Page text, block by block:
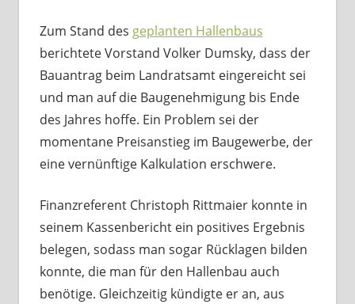
Zum Stand des geplanten Hallenbaus
berichtete Vorstand Volker Dumsky, dass der
Bauantrag beim Landratsamt eingereicht sei
und man auf die Baugenehmigung bis Ende
des Jahres hoffe. Ein Problem sei der
momentane Preisanstieg im Baugewerbe, der
eine vernünftige Kalkulation erschwere.
Finanzreferent Christoph Rittmaier konnte in
seinem Kassenbericht ein positives Ergebnis
belegen, sodass man sogar Rücklagen bilden
konnte, die man für den Hallenbau auch
benötige. Gleichzeitig kündigte er an, aus